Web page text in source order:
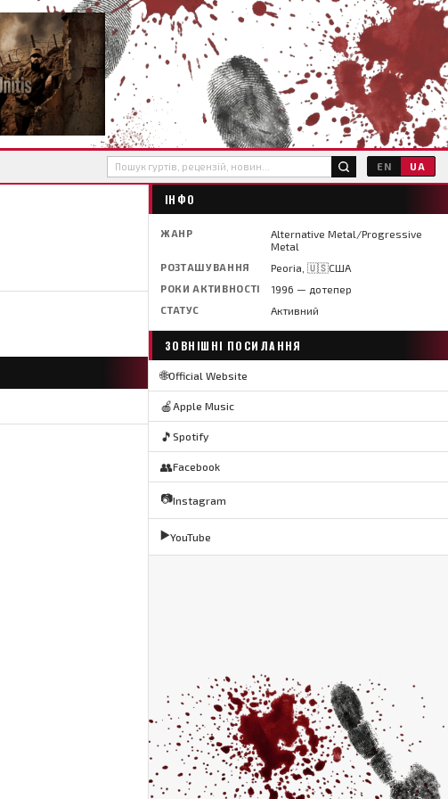
EN UA
ІНФО
ЖАНР
Alternative Metal/Progressive
Metal
РОЗТАШУВАННЯ Peoria, 🇺🇸США
РОКИ АКТИВНОСТІ 1996 — дотепер
СТАТУС Активний
ЗОВНІШНІ ПОСИЛАННЯ
🌐Official Website
🍎 Apple Music
🎵 Spotify
👥Facebook
📷Instagram
▶️YouTube